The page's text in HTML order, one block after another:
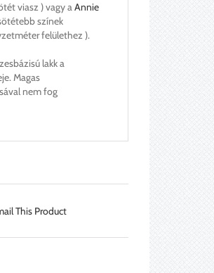
viasz ) vagy aAnnie
színek
felülethez ).
lakk a
Magas
nem fog
This Product